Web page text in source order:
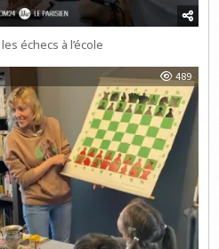
échecs à l’école
489